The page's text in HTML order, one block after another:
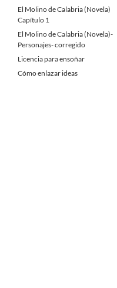
El Molino de Calabria (Novela)
Capítulo 1
El Molino de Calabria (Novela)-
Personajes- corregido
Licencia para ensoñar
Cómo enlazar ideas